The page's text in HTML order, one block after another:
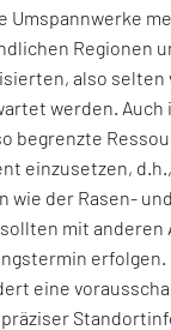
Umspannwerke
Regionen
also selten
werden. Auch
begrenzte
einzusetzen,
wie der Rasen- und
mit anderen
erfolgen.
eine
präziser